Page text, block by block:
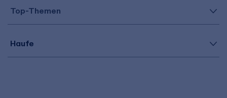
Top-Themen
Haufe